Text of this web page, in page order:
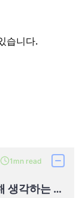
습니다.
1mn read
구글이 자바스크립트 SEO에 대해 생각하는 방식